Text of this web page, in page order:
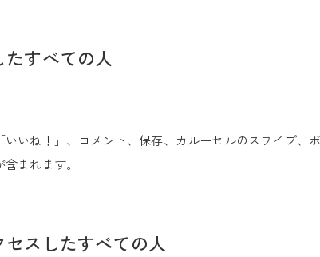
すべての人
いね！」、コメント、保存、カルーセルのスワイプ、
まれます。
スしたすべての人